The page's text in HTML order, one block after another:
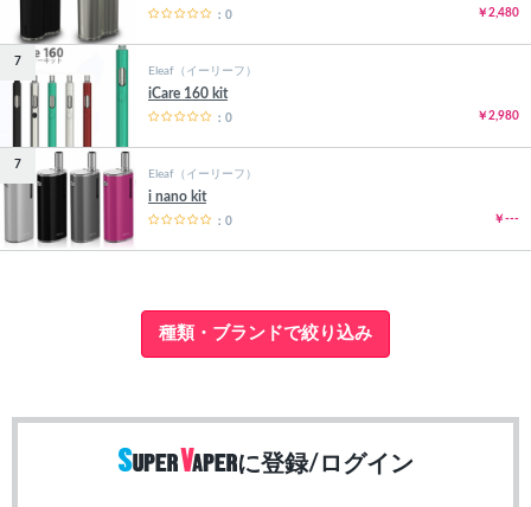
：0 ￥2,480
7
Eleaf（イーリーフ）
iCare 160 kit
：0 ￥2,980
7
Eleaf（イーリーフ）
i nano kit
：0 ￥---
種類・ブランドで絞り込み
に登録/ログイン